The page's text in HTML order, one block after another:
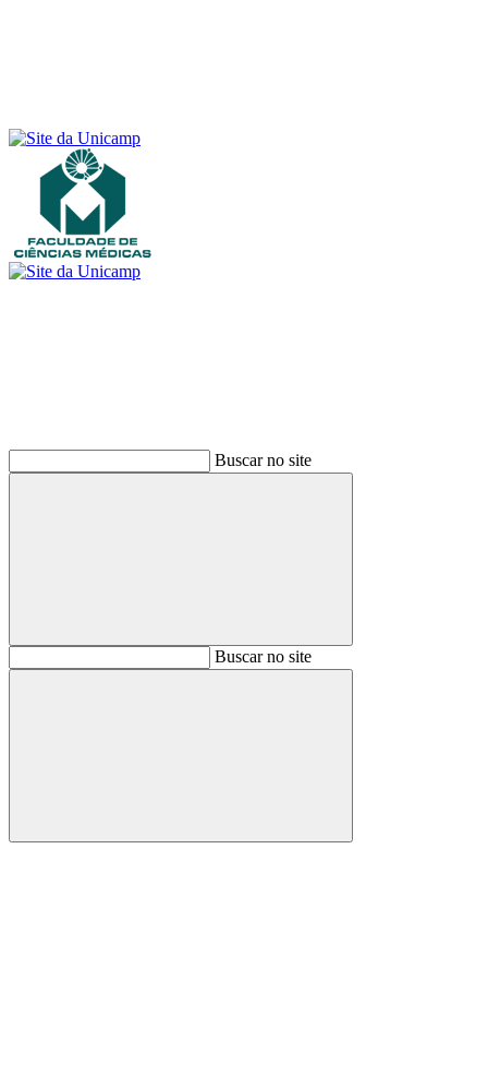
Buscar no site
BuscarBuscar no site
Buscar